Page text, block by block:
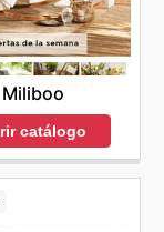
Miliboo
catálogo